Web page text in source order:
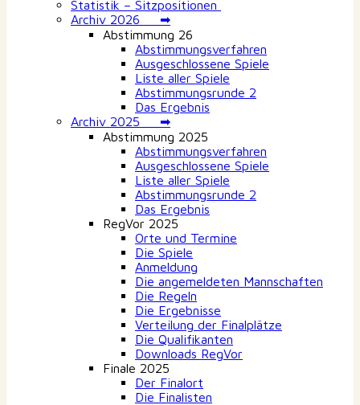
Statistik – Sitzpositionen
Archiv 2026 ➡
Abstimmung 26
Abstimmungsverfahren
Ausgeschlossene Spiele
Liste aller Spiele
Abstimmungsrunde 2
Das Ergebnis
Archiv 2025 ➡
Abstimmung 2025
Abstimmungsverfahren
Ausgeschlossene Spiele
Liste aller Spiele
Abstimmungsrunde 2
Das Ergebnis
RegVor 2025
Orte und Termine
Die Spiele
Anmeldung
Die angemeldeten Mannschaften
Die Regeln
Die Ergebnisse
Verteilung der Finalplätze
Die Qualifikanten
Downloads RegVor
Finale 2025
Der Finalort
Die Finalisten